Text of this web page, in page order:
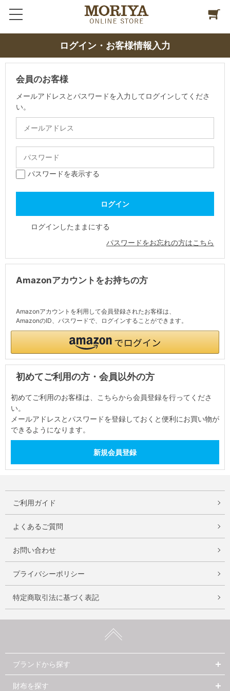
ログイン・お客様情報入力
会員のお客様
メールアドレスとパスワードを入力してログインしてくださ
い。
パスワードを表示する
ログインしたままにする
パスワードをお忘れの方はこちら
Amazonアカウントをお持ちの方
Amazonアカウントを利用して会員登録されたお客様は、
AmazonのID、パスワードで、ログインすることができます。
初めてご利用の方・会員以外の方
初めてご利用のお客様は、こちらから会員登録を行ってくださ
い。
メールアドレスとパスワードを登録しておくと便利にお買い物が
できるようになります。
ご利用ガイド
よくあるご質問
お問い合わせ
プライバシーポリシー
特定商取引法に基づく表記
ブランドから探す
財布を探す